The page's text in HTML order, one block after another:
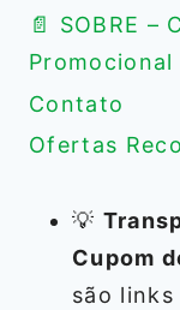
📄 SOBRE –
Promocional
Contato
Ofertas
💡
Cupom
são